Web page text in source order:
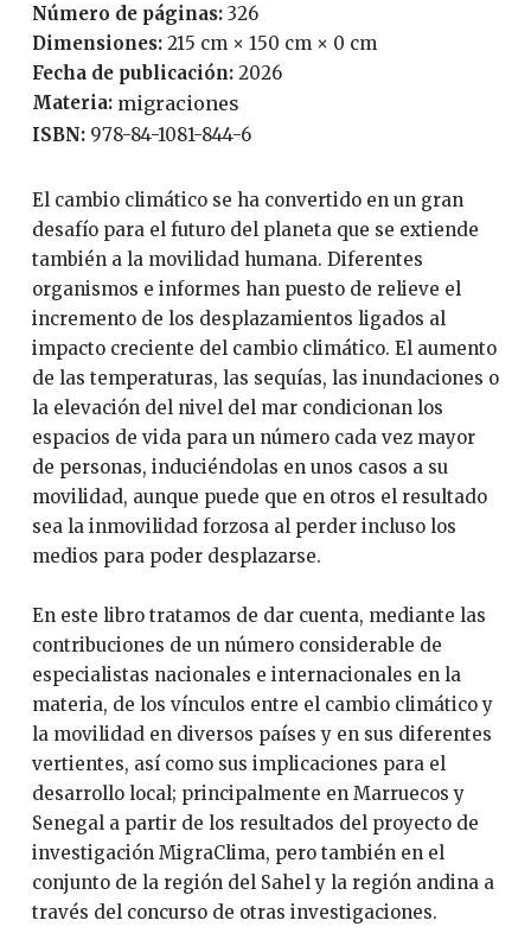
Número de páginas:
326
Dimensiones: 215 cm × 150 cm × 0 cm
Fecha de publicación:
2026
Materia: migraciones
ISBN: 978-84-1081-844-6
El cambio climático se ha convertido en un gran
desafío para el futuro del planeta que se extiende
también a la movilidad humana. Diferentes
organismos e informes han puesto de relieve el
incremento de los desplazamientos ligados al
impacto creciente del cambio climático. El aumento
de las temperaturas, las sequías, las inundaciones o
la elevación del nivel del mar condicionan los
espacios de vida para un número cada vez mayor
de personas, induciéndolas en unos casos a su
movilidad, aunque puede que en otros el resultado
sea la inmovilidad forzosa al perder incluso los
medios para poder desplazarse.
En este libro tratamos de dar cuenta, mediante las
contribuciones de un número considerable de
especialistas nacionales e internacionales en la
materia, de los vínculos entre el cambio climático y
la movilidad en diversos países y en sus diferentes
vertientes, así como sus implicaciones para el
desarrollo local; principalmente en Marruecos y
Senegal a partir de los resultados del proyecto de
investigación MigraClima, pero también en el
conjunto de la región del Sahel y la región andina a
través del concurso de otras investigaciones.